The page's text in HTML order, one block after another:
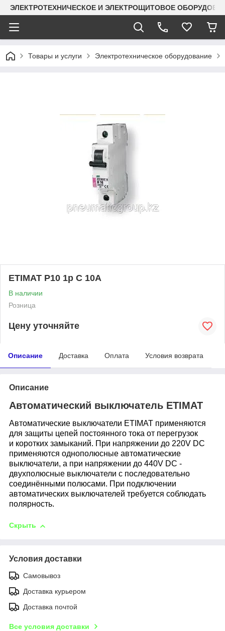
ЭЛЕКТРОТЕХНИЧЕСКОЕ И ЭЛЕКТРОЩИТОВОЕ
Товары и услуги Электротехническое оборудование
ETIMAT P10 1p C 10A
В наличии
Розница
Цену уточняйте
Описание Доставка Оплата Условия возврата
Описание
Автоматический выключатель ETIMAT
Автоматические выключатели ETIMAT применяются
для защиты цепей постоянного тока от перегрузок
и коротких замыканий. При напряжении до 220V DC
применяются однополюсные автоматические
выключатели, а при напряжении до 440V DC -
двухполюсные выключатели с последовательно
соединёнными полюсами. При подключении
автоматических выключателей требуется соблюдать
полярность.
Скрыть
Условия доставки
Самовывоз
Доставка курьером
Доставка почтой
Все условия доставки